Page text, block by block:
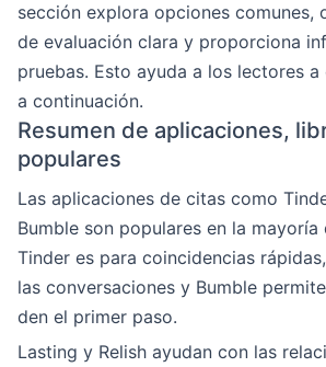
sección explora opciones comunes,
de evaluación clara y proporciona
pruebas. Esto ayuda a los lectores
a continuación.
Resumen de aplicaciones,
populares
Las aplicaciones de citas como
Bumble son populares en la mayoría
Tinder es para coincidencias
las conversaciones y Bumble
den el primer paso.
Lasting y Relish ayudan con las